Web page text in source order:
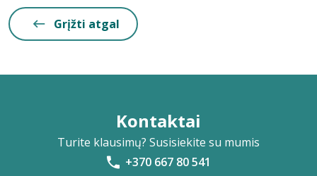
Grįžti atgal
Kontaktai
Turite klausimų? Susisiekite su mumis
+370 667 80 541